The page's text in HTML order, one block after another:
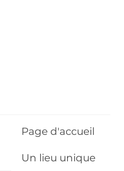
Page d'accueil
Un lieu unique